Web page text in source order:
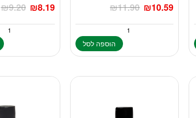
₪11.90 ₪10.59
הוספה לסל
₪9.20 ₪8.19